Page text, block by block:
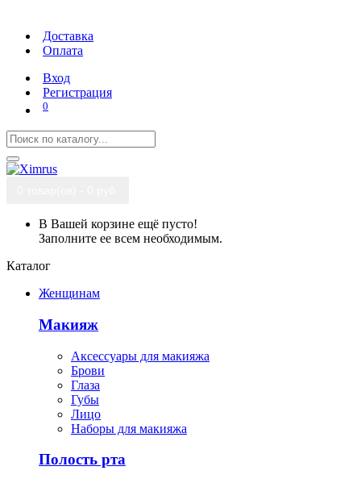
Доставка
Оплата
Вход
Регистрация
0
В Вашей корзине ещё пусто!
Заполните ее всем необходимым.
Каталог
Женщинам
Макияж
Аксессуары для макияжа
Брови
Глаза
Губы
Лицо
Наборы для макияжа
Полость рта